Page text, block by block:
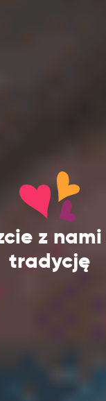
z
tradycję